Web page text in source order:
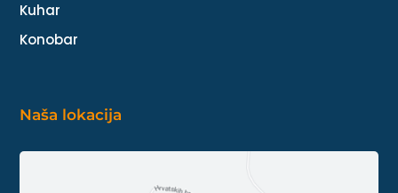
Kuhar
Konobar
Naša lokacija